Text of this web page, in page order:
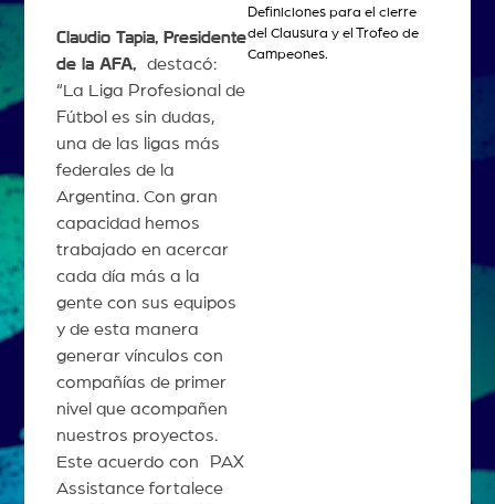
Claudio Tapia, Presidente
de la AFA,destacó:
“La Liga Profesional de
Fútbol es sin dudas,
una de las ligas más
federales de la
Argentina. Con gran
capacidad hemos
trabajado en acercar
cada día más a la
gente con sus equipos
y de esta manera
generar vínculos con
compañías de primer
nivel que acompañen
nuestros proyectos.
Este acuerdo con PAX
Assistance fortalece
Definiciones para el cierre
del Clausura y el Trofeo de
Campeones.